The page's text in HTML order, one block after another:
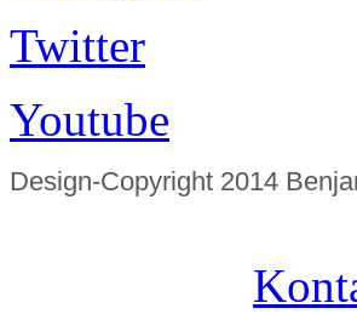
Twitter
Youtube
Design-Copyright 2014